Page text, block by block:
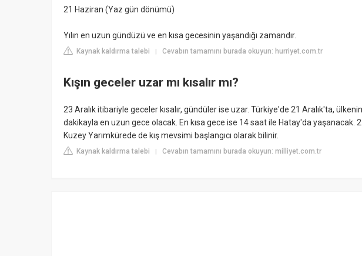
21 Haziran (Yaz gün dönümü)
Yılın en uzun gündüzü ve en kısa gecesinin yaşandığı zamandır.
Kaynak kaldırma talebi | Cevabın tamamını burada okuyun: hurriyet.com.tr
Kışın geceler uzar mı kısalır mı?
23 Aralık itibariyle geceler kısalır, gündüler ise uzar. Türkiye'de 21 Aralık'ta,
dakikayla en uzun gece olacak. En kısa gece ise 14 saat ile Hatay'da yaşanacak.
Kuzey Yarımkürede de kış mevsimi başlangıcı olarak bilinir.
Kaynak kaldırma talebi | Cevabın tamamını burada okuyun: milliyet.com.tr